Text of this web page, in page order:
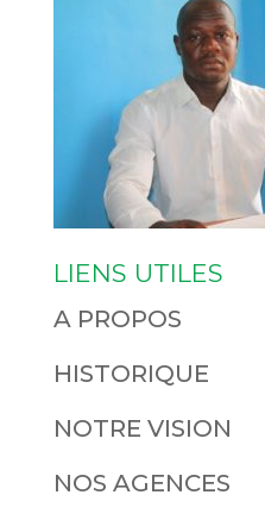
LIENS UTILES
A PROPOS
HISTORIQUE
NOTRE VISION
NOS AGENCES